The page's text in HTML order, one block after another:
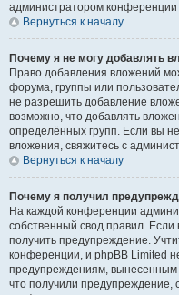
администратором
Вернуться к началу
Почему я не могу добавлять
Право добавления вложений
форума, группы или
не разрешить добавление
возможно, что добавлять
определённых групп. Если вы
вложения, свяжитесь с
Вернуться к началу
Почему я получил
На каждой конференции
собственный свод правил.
получить предупреждение.
конференции, и phpBB Limited
предупреждениям, вынесенным
что получили предупреждение,